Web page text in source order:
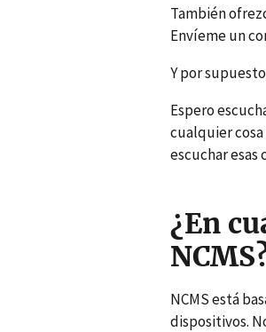
También
Envíeme un
Y por
Espero
cualquier
escuchar esas
¿En
NCMS está
dispositivos.